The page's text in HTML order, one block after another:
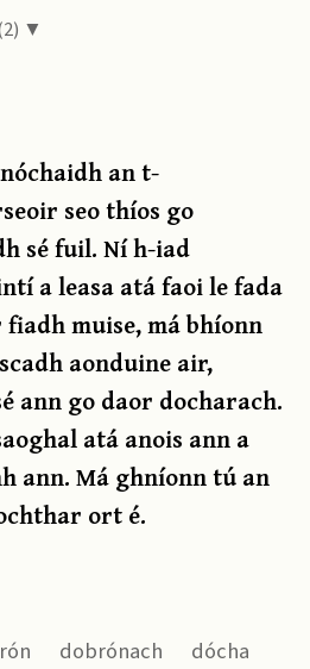
▼
an t-
seo thíos go
sé fuil. Ní h-iad
a leasa atá faoi le fada
fiadh muise, má bhíonn
aonduine air,
ann go daor docharach.
atá anois ann a
ann. Má ghníonn tú an
ort é.
dobrónach
dócha